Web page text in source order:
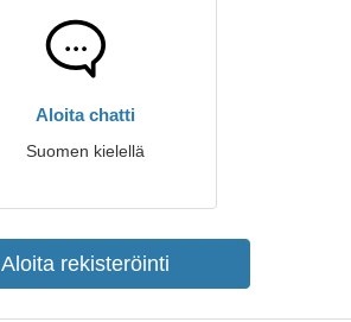
Aloita chatti
Suomen kielellä
Aloita rekisteröinti